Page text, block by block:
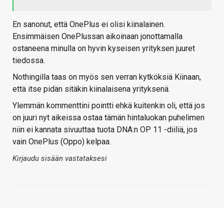
En sanonut, että OnePlus ei olisi kiinalainen.
Ensimmäisen OnePlussan aikoinaan jonottamalla
ostaneena minulla on hyvin kyseisen yrityksen juuret
tiedossa.
Nothingilla taas on myös sen verran kytköksiä Kiinaan,
että itse pidän sitäkin kiinalaisena yrityksenä.
Ylemmän kommenttini pointti ehkä kuitenkin oli, että jos
on juuri nyt aikeissa ostaa tämän hintaluokan puhelimen
niin ei kannata sivuuttaa tuota DNA:n OP 11 -diiliä, jos
vain OnePlus (Oppo) kelpaa.
Kirjaudu sisään vastataksesi